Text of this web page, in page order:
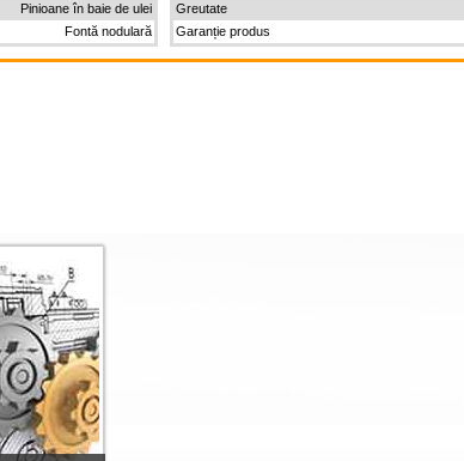
Pinioane în baie de ulei
Fontă nodulară
Greutate
Garanție produs